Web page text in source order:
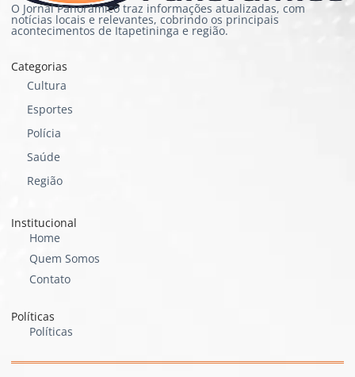
O Jornal Panorâmico traz informações atualizadas, com
notícias locais e relevantes, cobrindo os principais
acontecimentos de Itapetininga e região.
Categorias
Cultura
Esportes
Polícia
Saúde
Região
Institucional
Home
Quem Somos
Contato
Políticas
Políticas